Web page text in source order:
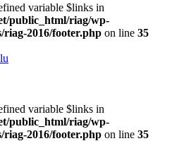
variable $links in
public_html/riag/wp-
riag-2016/footer.php on line 35
variable $links in
public_html/riag/wp-
riag-2016/footer.php on line 35